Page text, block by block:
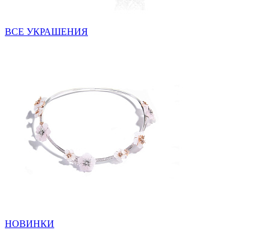
ВСЕ УКРАШЕНИЯ
НОВИНКИ